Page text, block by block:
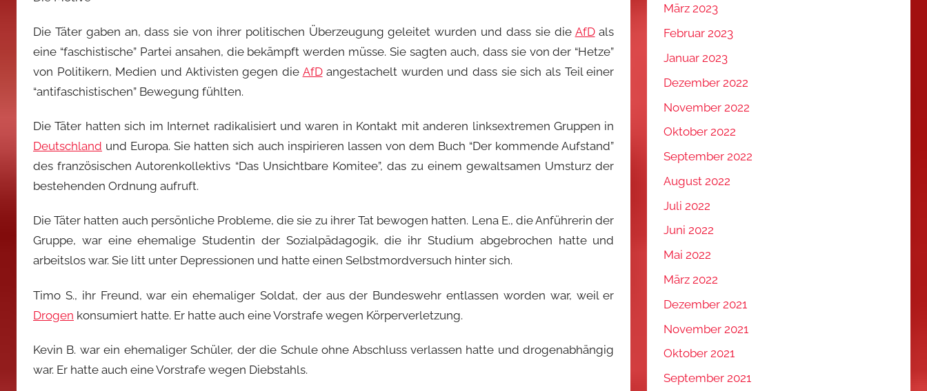
Die Täter gaben an, dass sie von ihrer politischen Überzeugung geleitet wurden und dass sie die AfDals
eine “faschistische” Partei ansahen, die bekämpft werden müsse. Sie sagten auch, dass sie von der “Hetze”
von Politikern, Medien und Aktivisten gegen die AfDangestachelt wurden und dass sie sich als Teil einer
“antifaschistischen” Bewegung fühlten.
Die Täter hatten sich im Internet radikalisiert und waren in Kontakt mit anderen linksextremen Gruppen in
Deutschland und Europa. Sie hatten sich auch inspirieren lassen von dem Buch “Der kommende Aufstand”
des französischen Autorenkollektivs “Das Unsichtbare Komitee”, das zu einem gewaltsamen Umsturz der
bestehenden Ordnung aufruft.
Die Täter hatten auch persönliche Probleme, die sie zu ihrer Tat bewogen hatten. Lena E., die Anführerin der
Gruppe, war eine ehemalige Studentin der Sozialpädagogik, die ihr Studium abgebrochen hatte und
arbeitslos war. Sie litt unter Depressionen und hatte einen Selbstmordversuch hinter sich.
Timo S., ihr Freund, war ein ehemaliger Soldat, der aus der Bundeswehr entlassen worden war, weil er
Drogen konsumiert hatte. Er hatte auch eine Vorstrafe wegen Körperverletzung.
Kevin B. war ein ehemaliger Schüler, der die Schule ohne Abschluss verlassen hatte und drogenabhängig
war. Er hatte auch eine Vorstrafe wegen Diebstahls.
März 2023
Februar 2023
Januar 2023
Dezember 2022
November 2022
Oktober 2022
September 2022
August 2022
Juli 2022
Juni 2022
Mai 2022
März 2022
Dezember 2021
November 2021
Oktober 2021
September 2021